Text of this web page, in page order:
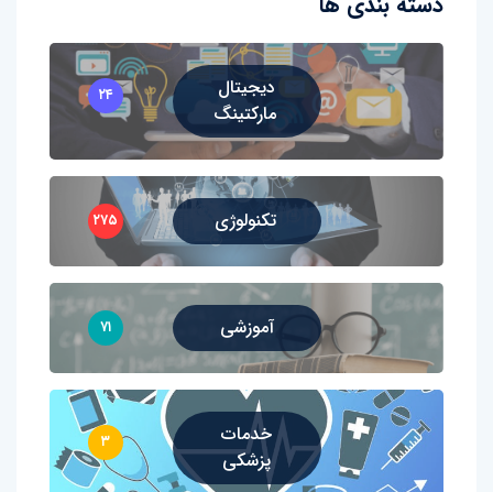
دیجیتال
مارکتینگ
۲۴
تکنولوژی ۲۷۵
آموزشی ۷۱
خدمات
پزشکی
۳